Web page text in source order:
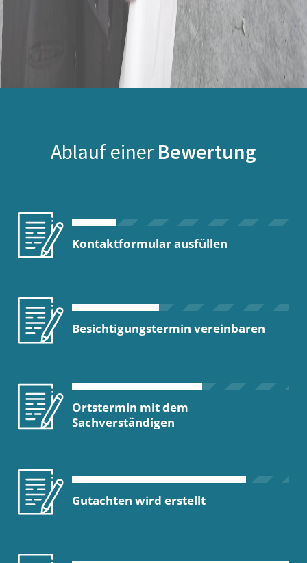
Ablauf einer Bewertung
Kontaktformular ausfüllen
Besichtigungstermin vereinbaren
Ortstermin mit dem
Sachverständigen
Gutachten wird erstellt